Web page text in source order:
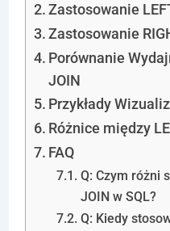
Zastosowanie
Zastosowanie
Porównanie
JOIN
Przykłady
Różnice między
FAQ
Q: Czym różni
JOIN w SQL?
Q: Kiedy